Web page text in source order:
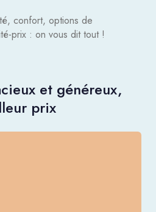
confort, options de
prix : on vous dit tout !
et généreux,
prix